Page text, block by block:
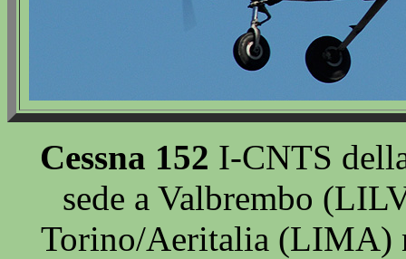
Cessna 152 I-CNTS
sede a Valbrembo
Torino/Aeritalia (LIMA)